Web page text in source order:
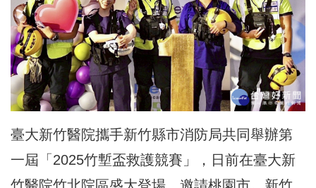
臺大新竹醫院攜手新竹縣市消防局共同舉辦第
一屆「2025竹塹盃救護競賽」，日前在臺大新